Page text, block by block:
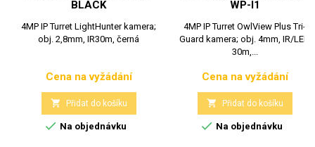
BLACK
4MP IP Turret LightHunter kamera;
obj. 2,8mm, IR30m, černá
Cena
Cena na vyžádání
 Přidat do košíku
 Na objednávku
WP-I1
4MP IP Turret OwlView Plus Tri-
Guard kamera; obj. 4mm, IR/LED
30m,...
Cena
Cena na vyžádání
 Přidat do košíku
 Na objednávku